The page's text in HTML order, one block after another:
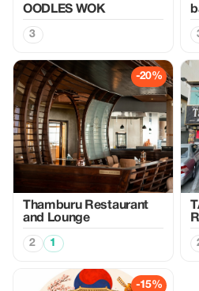
OODLES WOK
3
-20%
Thamburu Restaurant
and Lounge
2 1
-15%